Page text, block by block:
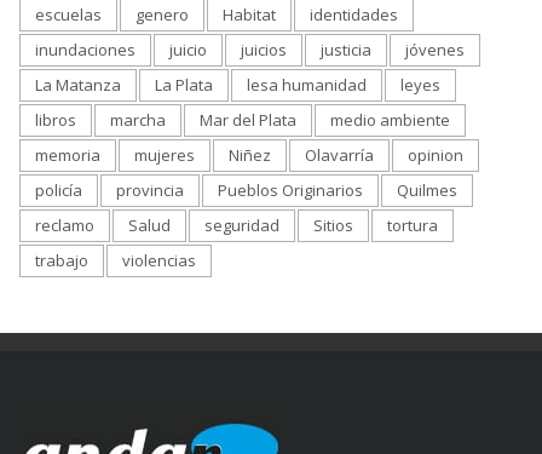
escuelas
genero Habitat
identidades
inundaciones
juicio juicios justicia
jóvenes
La Matanza
La Plata lesa humanidad
leyes
libros
marcha Mar del Plata
medio ambiente
memoria
mujeres Niñez Olavarría
opinion
policía
provincia Pueblos Originarios
Quilmes
reclamo
Salud seguridad Sitios
tortura
trabajo
violencias